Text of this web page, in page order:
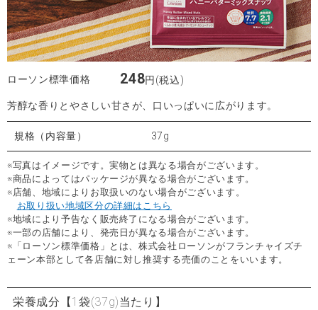
ローソン標準価格 248円(税込)
芳醇な香りとやさしい甘さが、口いっぱいに広がります。
規格（内容量） 37g
※写真はイメージです。実物とは異なる場合がございます。
※商品によってはパッケージが異なる場合がございます。
※店舗、地域によりお取扱いのない場合がございます。
お取り扱い地域区分の詳細はこちら
※地域により予告なく販売終了になる場合がございます。
※一部の店舗により、発売日が異なる場合がございます。
※「ローソン標準価格」とは、株式会社ローソンがフランチャイズチ
ェーン本部として各店舗に対し推奨する売価のことをいいます。
栄養成分 【1袋(37g)当たり】